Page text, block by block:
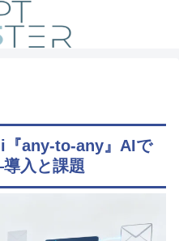
any-to-any』AIで
入と課題